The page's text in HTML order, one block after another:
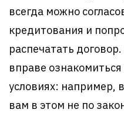
всегда можно
кредитования и
распечатать
вправе
условиях: например,
вам в этом не по